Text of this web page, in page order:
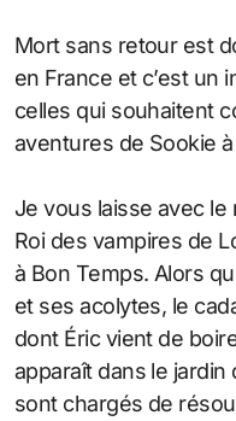
Mort sans retour est
en France et c’est un
celles qui souhaitent
aventures de Sookie
Je vous laisse avec
Roi des vampires de
à Bon Temps. Alors
et ses acolytes, le
dont Éric vient de
apparaît dans le jardin
sont chargés de